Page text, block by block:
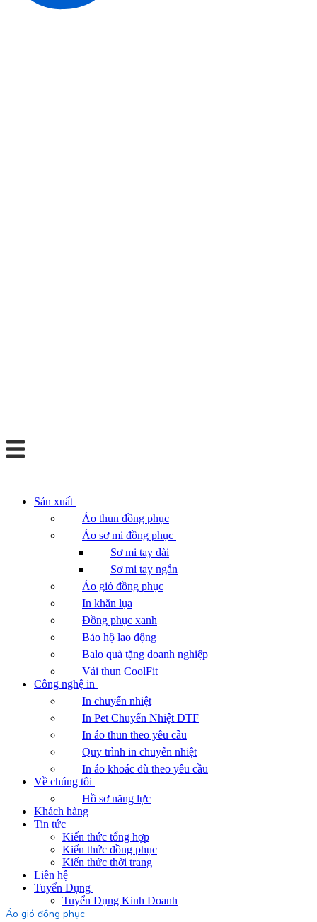
Sản xuất
Áo thun đồng phục
Áo sơ mi đồng phục
Sơ mi tay dài
Sơ mi tay ngắn
Áo gió đồng phục
In khăn lụa
Đồng phục xanh
Bảo hộ lao động
Balo quà tặng doanh nghiệp
Vải thun CoolFit
Công nghệ in
In chuyển nhiệt
In Pet Chuyển Nhiệt DTF
In áo thun theo yêu cầu
Quy trình in chuyển nhiệt
In áo khoác dù theo yêu cầu
Về chúng tôi
Hồ sơ năng lực
Khách hàng
Tin tức
Kiến thức tổng hợp
Kiến thức đồng phục
Kiến thức thời trang
Liên hệ
Tuyển Dụng
Tuyển Dụng Kinh Doanh
Áo gió đồng phục